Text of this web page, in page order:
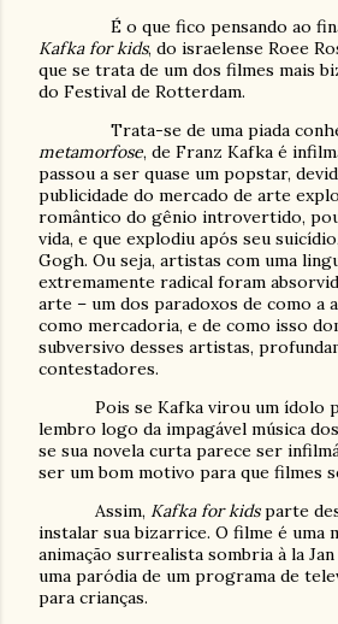
É o que fico pensando ao
Kafka for kids, do israelense Roee
que se trata de um dos filmes mais
do Festival de Rotterdam.
Trata-se de uma piada
metamorfose, de Franz Kafka é
passou a ser quase um popstar,
publicidade do mercado de arte
romântico do gênio introvertido,
vida, e que explodiu após seu
Gogh. Ou seja, artistas com uma
extremamente radical foram
arte – um dos paradoxos de como a
como mercadoria, e de como isso
subversivo desses artistas,
contestadores.
Pois se Kafka virou um ídolo
lembro logo da impagável música
se sua novela curta parece ser
ser um bom motivo para que filmes
Assim, Kafka for kidsparte
instalar sua bizarrice. O filme é uma
animação surrealista sombria à la
uma paródia de um programa de
para crianças.